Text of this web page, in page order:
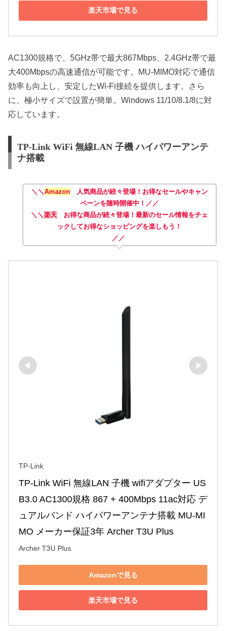
楽天市場で見る
AC1300規格で、5GHz帯で最大867Mbps、2.4GHz帯で最
大400Mbpsの高速通信が可能です。MU-MIMO対応で通信
効率も向上し、安定したWi-Fi接続を提供します。さら
に、極小サイズで設置が簡単。Windows 11/10/8.1/8に対
応しています。
TP-Link WiFi 無線LAN 子機 ハイパワーアンテ
ナ搭載
＼＼Amazon人気商品が続々登場！お得なセールやキャン
ペーンを随時開催中！／／
＼＼楽天 お得な商品が続々登場！最新のセール情報をチェ
ックしてお得なショッピングを楽しもう！
／／
TP-Link
TP-Link WiFi 無線LAN 子機 wifiアダプター US
B3.0 AC1300規格 867 + 400Mbps 11ac対応 デ
ュアルバンド ハイパワーアンテナ搭載 MU-MI
MO メーカー保証3年 Archer T3U Plus
Archer T3U Plus
Amazonで見る
楽天市場で見る